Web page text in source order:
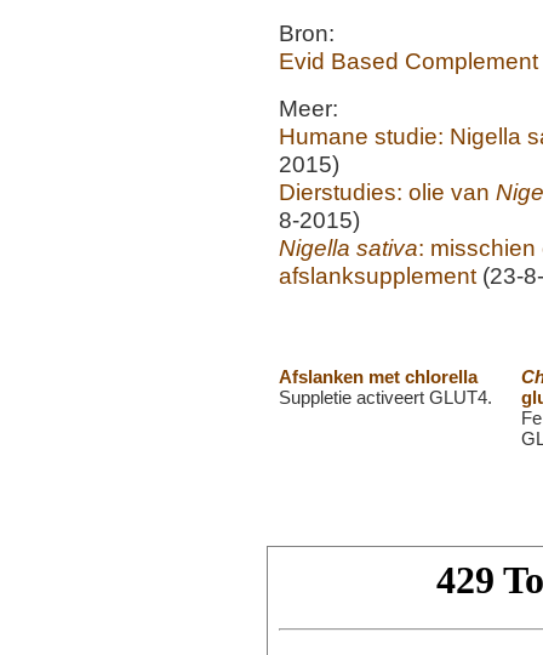
Bron:
Evid Based
Meer:
Humane studie: Nigella
2015)
Dierstudies: olie van
8-2015)
Nigella sativa:
afslanksupplement (23-
Afslanken met chlorella
Suppletie activeert GLUT4.